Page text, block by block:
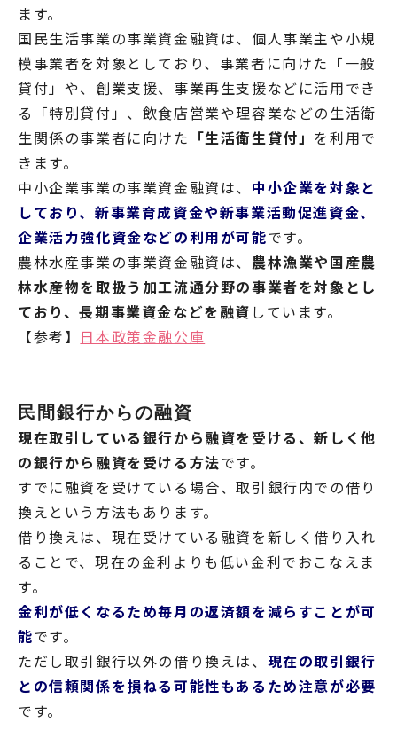
ます。
国民生活事業の事業資金融資は、個人事業主や小規
模事業者を対象としており、事業者に向けた「一般
貸付」や、創業支援、事業再生支援などに活用でき
る「特別貸付」、飲食店営業や理容業などの生活衛
生関係の事業者に向けた 「生活衛生貸付」 を利用で
きます。
中小企業事業の事業資金融資は、 中小企業を対象と
しており、新事業育成資金や新事業活動促進資金、
企業活力強化資金などの利用が可能です。
農林水産事業の事業資金融資は、 農林漁業や国産農
林水産物を取扱う加工流通分野の事業者を対象とし
ており、長期事業資金などを融資 しています。
【参考】 日本政策金融公庫
民間銀行からの融資
現在取引している銀行から融資を受ける、新しく他
の銀行から融資を受ける方法です。
すでに融資を受けている場合、取引銀行内での借り
換えという方法もあります。
借り換えは、現在受けている融資を新しく借り入れ
ることで、現在の金利よりも低い金利でおこなえま
す。
金利が低くなるため毎月の返済額を減らすことが可
能です。
ただし取引銀行以外の借り換えは、 現在の取引銀行
との信頼関係を損ねる可能性もあるため注意が必要
です。